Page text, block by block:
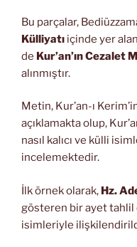
Bu parçalar,
Külliyatı içinde yer alan
de Kur’an’ın Cezalet
alınmıştır.
Metin, Kur’an-ı
açıklamakta olup,
nasıl kalıcı ve külli
incelemektedir.
İlk örnek olarak, Hz.
gösteren bir ayet tahlil
isimleriyle